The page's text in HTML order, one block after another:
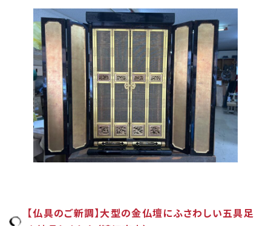
【仏具のご新調】大型の金仏壇にふさわしい五具足